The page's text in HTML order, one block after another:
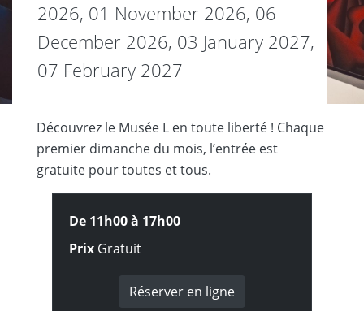
2026, 01 November 2026, 06
December 2026, 03 January 2027,
07 February 2027
Découvrez le Musée L en toute liberté ! Chaque
premier dimanche du mois, lʼentrée est
gratuite pour toutes et tous.
De 11h00 à 17h00
Prix Gratuit
Réserver en ligne